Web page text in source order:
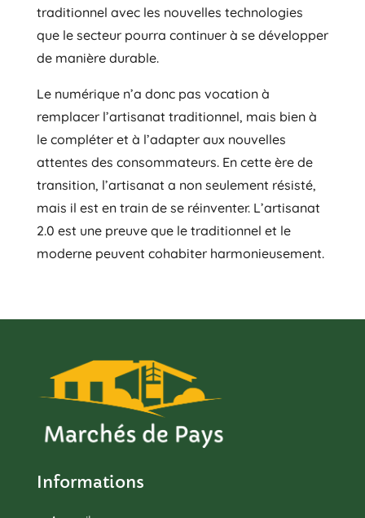
traditionnel avec les nouvelles technologies
que le secteur pourra continuer à se développer
de manière durable.
Le numérique n’a donc pas vocation à
remplacer l’artisanat traditionnel, mais bien à
le compléter et à l’adapter aux nouvelles
attentes des consommateurs. En cette ère de
transition, l’artisanat a non seulement résisté,
mais il est en train de se réinventer. L’artisanat
2.0 est une preuve que le traditionnel et le
moderne peuvent cohabiter harmonieusement.
Informations